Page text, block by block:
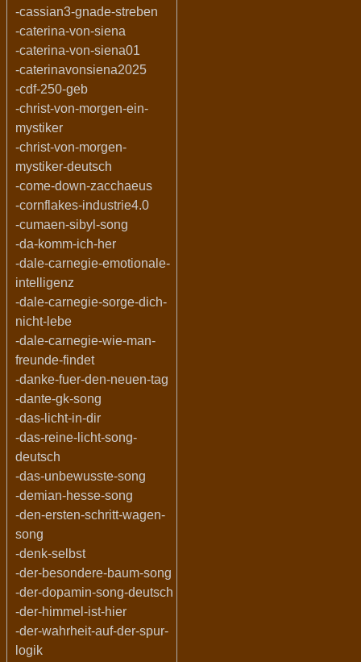
-cassian3-gnade-streben
-caterina-von-siena
-caterina-von-siena01
-caterinavonsiena2025
-cdf-250-geb
-christ-von-morgen-ein-
mystiker
-christ-von-morgen-
mystiker-deutsch
-come-down-zacchaeus
-cornflakes-industrie4.0
-cumaen-sibyl-song
-da-komm-ich-her
-dale-carnegie-emotionale-
intelligenz
-dale-carnegie-sorge-dich-
nicht-lebe
-dale-carnegie-wie-man-
freunde-findet
-danke-fuer-den-neuen-tag
-dante-gk-song
-das-licht-in-dir
-das-reine-licht-song-
deutsch
-das-unbewusste-song
-demian-hesse-song
-den-ersten-schritt-wagen-
song
-denk-selbst
-der-besondere-baum-song
-der-dopamin-song-deutsch
-der-himmel-ist-hier
-der-wahrheit-auf-der-spur-
logik